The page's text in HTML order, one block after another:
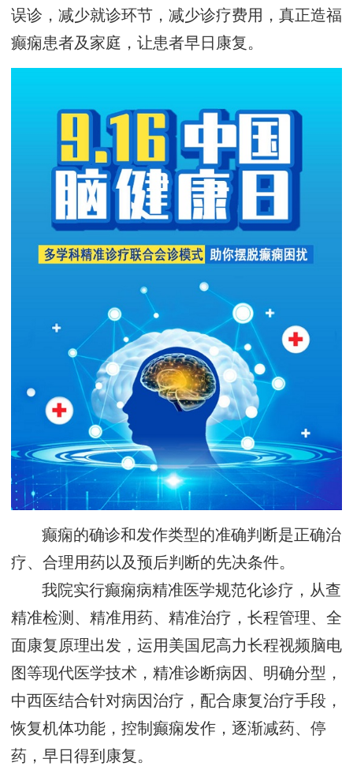
误诊，减少就诊环节，减少诊疗费用，真正造福
癫痫患者及家庭，让患者早日康复。
癫痫的确诊和发作类型的准确判断是正确治
疗、合理用药以及预后判断的先决条件。
我院实行癫痫病精准医学规范化诊疗，从查
精准检测、精准用药、精准治疗，长程管理、全
面康复原理出发，运用美国尼高力长程视频脑电
图等现代医学技术，精准诊断病因、明确分型，
中西医结合针对病因治疗，配合康复治疗手段，
恢复机体功能，控制癫痫发作，逐渐减药、停
药，早日得到康复。